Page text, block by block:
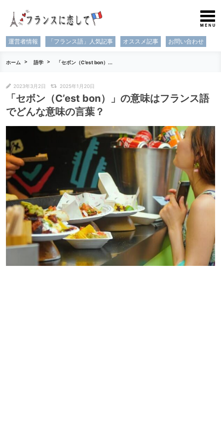
運営者情報 「フランス語」人気記事 オススメ記事 お問い合わせ
ホーム 語学 「セボン（C’est bon）...
2023年3月2日 2025年1月20日
「セボン（C’est bon）」の意味はフランス語
でどんな意味の言葉？